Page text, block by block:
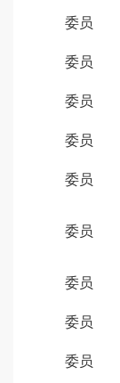
委员
委员
委员
委员
委员
委员
委员
委员
委员